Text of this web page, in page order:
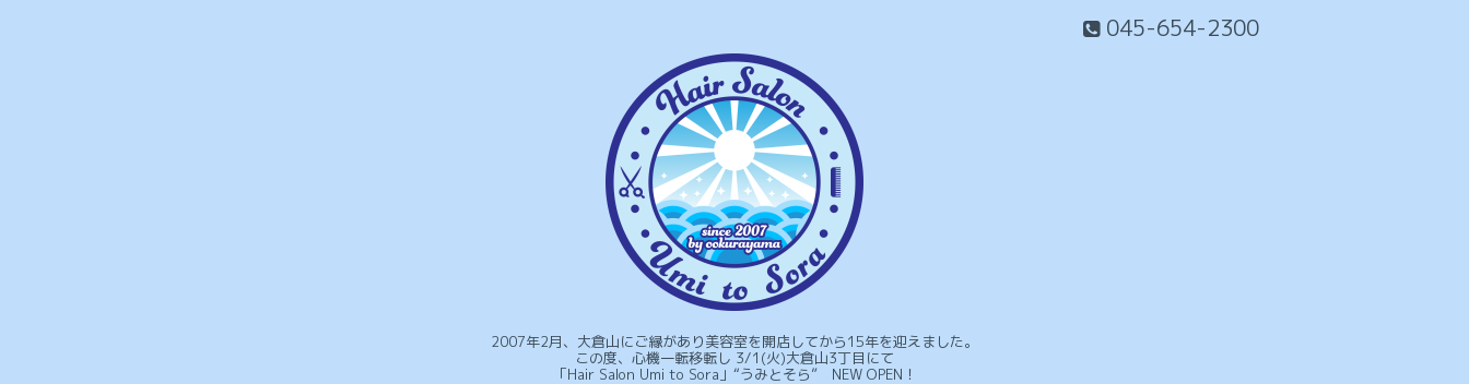
045-654-2300
2007年2月、大倉山にご縁があり美容室を開店してから15年を迎えました。
この度、心機一転移転し 3/1(火)大倉山3丁目にて
「Hair Salon Umi to Sora」“うみとそら” NEW OPEN！